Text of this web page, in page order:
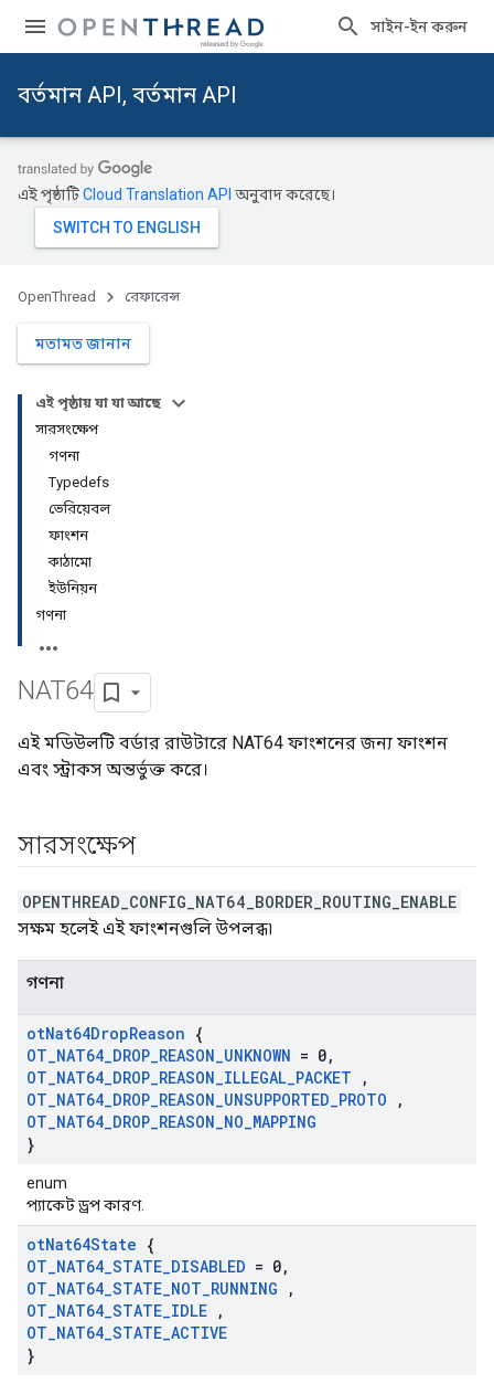
সাইন-ইন করুন
বর্তমান API, বর্তমান API
এই পৃষ্ঠাটিCloud Translation API অনুবাদ করেছে।
OpenThread রেফারেন্স
মতামত জানান
এই পৃষ্ঠায় যা যা আছে
সারসংক্ষেপ
গণনা
Typedefs
ভেরিয়েবল
ফাংশন
কাঠামো
ইউনিয়ন
গণনা
NAT64
এই মডিউলটি বর্ডার রাউটারে NAT64 ফাংশনের জন্য ফাংশন
এবং স্ট্রাকস অন্তর্ভুক্ত করে।
সারসংক্ষেপ
OPENTHREAD_CONFIG_NAT64_BORDER_ROUTING_ENABLE
সক্ষম হলেই এই ফাংশনগুলি উপলব্ধ৷
গণনা
otNat64DropReason {
OT_NAT64_DROP_REASON_UNKNOWN = 0,
OT_NAT64_DROP_REASON_ILLEGAL_PACKET
,
OT_NAT64_DROP_REASON_UNSUPPORTED_PROTO
,
OT_NAT64_DROP_REASON_NO_MAPPING
}
enum
প্যাকেট ড্রপ কারণ.
otNat64State {
OT_NAT64_STATE_DISABLED = 0,
OT_NAT64_STATE_NOT_RUNNING
,
OT_NAT64_STATE_IDLE ,
OT_NAT64_STATE_ACTIVE
}